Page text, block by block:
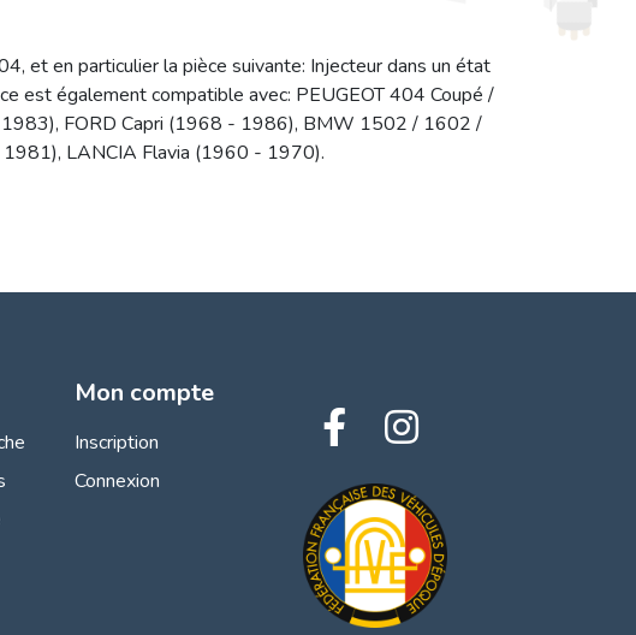
et en particulier la pièce suivante: Injecteur dans un état
est également compatible avec: PEUGEOT 404 Coupé /
FORD Capri (1968 - 1986), BMW 1502 / 1602 /
LANCIA Flavia (1960 - 1970).
Mon compte
Inscription
Connexion